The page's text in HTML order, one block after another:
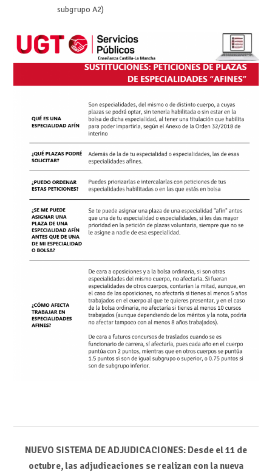
subgrupo A2)
NUEVO SISTEMA DE ADJUDICACIONES: Desde el 11 de
octubre, las adjudicaciones se realizan con la nueva